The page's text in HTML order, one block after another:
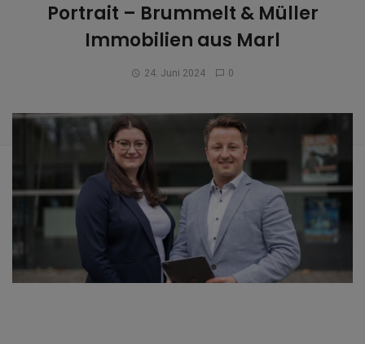
Portrait – Brummelt & Müller
Immobilien aus Marl
24. Juni 2024 0